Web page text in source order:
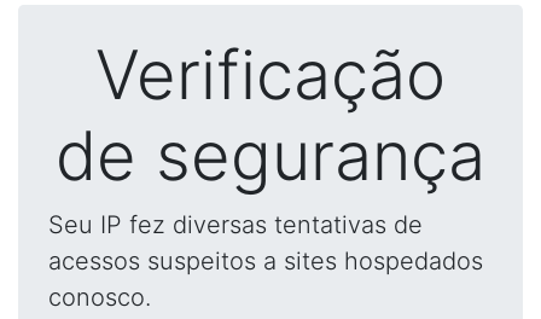
Verificação
de segurança
Seu IP fez diversas tentativas de
acessos suspeitos a sites hospedados
conosco.